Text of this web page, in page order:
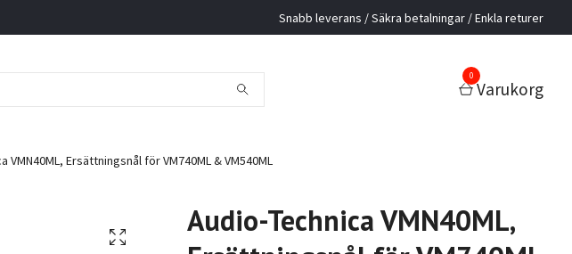
Snabb leverans / Säkra betalningar / Enkla returer
0
Varukorg
VMN40ML, Ersättningsnål för VM740ML & VM540ML
Audio-Technica VMN40ML,